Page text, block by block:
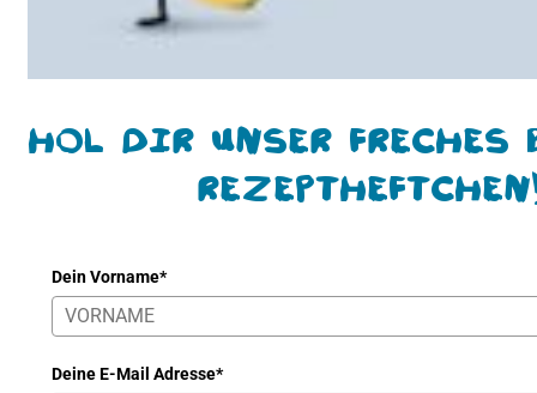
Hol Dir unser freches
Dein Vorname*
Deine E-Mail Adresse*